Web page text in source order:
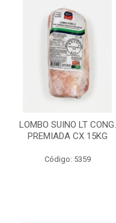
LOMBO SUINO LT CONG.
PREMIADA CX 15KG
Código: 5359